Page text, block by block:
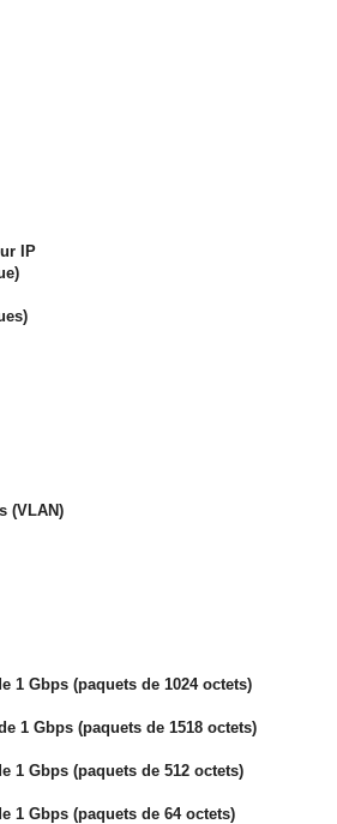
IP
(VLAN)
1 Gbps (paquets de 1024 octets)
1 Gbps (paquets de 1518 octets)
1 Gbps (paquets de 512 octets)
1 Gbps (paquets de 64 octets)